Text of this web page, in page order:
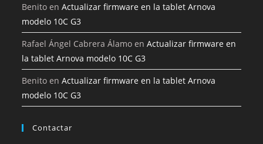
Benito enActualizar firmware en la tablet Arnova
modelo 10C G3
Rafael Ángel Cabrera Álamo enActualizar firmware en
la tablet Arnova modelo 10C G3
Benito enActualizar firmware en la tablet Arnova
modelo 10C G3
Contactar